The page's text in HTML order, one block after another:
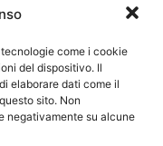
come i cookie
del dispositivo. Il
elaborare dati come il
sito. Non
negativamente su alcune
Twitter